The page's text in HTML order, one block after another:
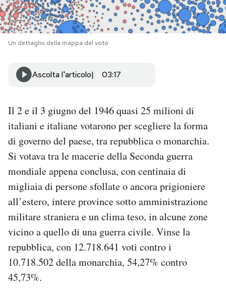
SHOP
Area Personale
Newsletter
Notifiche mobile
Regala il Post
Hai bisogno di aiuto?
Esci
Un dettaglio della mappa del voto
Ascolta l'articolo 03:17
Il 2 e il 3 giugno del 1946 quasi 25 milioni di
italiani e italiane votarono per scegliere la forma
di governo del paese, tra repubblica o monarchia.
Si votava tra le macerie della Seconda guerra
mondiale appena conclusa, con centinaia di
migliaia di persone sfollate o ancora prigioniere
all’estero, intere province sotto amministrazione
militare straniera e un clima teso, in alcune zone
vicino a quello di una guerra civile. Vinse la
repubblica, con 12.718.641 voti contro i
10.718.502 della monarchia, 54,27% contro
45,73%.